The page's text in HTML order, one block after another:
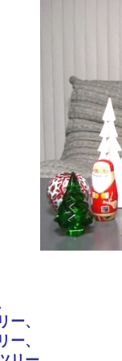
ー、
ー、